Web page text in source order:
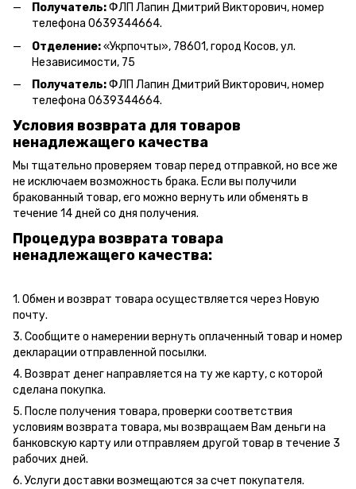
Получатель:ФЛП Лапин Дмитрий Викторович, номер
телефона 0639344664.
Отделение:«Укрпочты», 78601, город Косов, ул.
Независимости, 75
Получатель:ФЛП Лапин Дмитрий Викторович, номер
телефона 0639344664.
Условия возврата для товаров
ненадлежащего качества
Мы тщательно проверяем товар перед отправкой, но все же
не исключаем возможность брака. Если вы получили
бракованный товар, его можно вернуть или обменять в
течение 14 дней со дня получения.
Процедура возврата товара
ненадлежащего качества:
1. Обмен и возврат товара осуществляется через Новую
почту.
3. Сообщите о намерении вернуть оплаченный товар и номер
декларации отправленной посылки.
4. Возврат денег направляется на ту же карту, с которой
сделана покупка.
5. После получения товара, проверки соответствия
условиям возврата товара, мы возвращаем Вам деньги на
банковскую карту или отправляем другой товар в течение 3
рабочих дней.
6. Услуги доставки возмещаются за счет покупателя.